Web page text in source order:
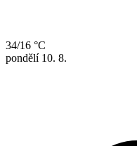
34/16 °C
pondělí 10. 8.